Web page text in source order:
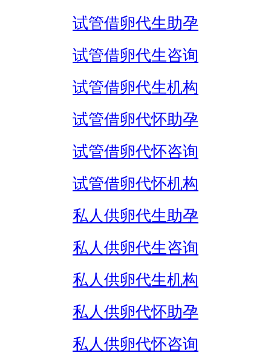
试管借卵代生助孕
试管借卵代生咨询
试管借卵代生机构
试管借卵代怀助孕
试管借卵代怀咨询
试管借卵代怀机构
私人供卵代生助孕
私人供卵代生咨询
私人供卵代生机构
私人供卵代怀助孕
私人供卵代怀咨询